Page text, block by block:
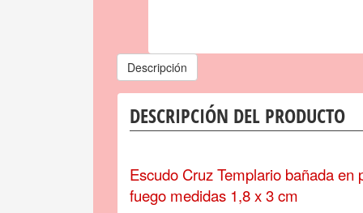
Descripción
DESCRIPCIÓN DEL PRODUCTO
Escudo Cruz Templario bañada en
fuego medidas 1,8 x 3 cm